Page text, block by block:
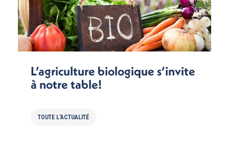
L’agriculture biologique s’invite
à notre table!
TOUTE L'ACTUALITÉ